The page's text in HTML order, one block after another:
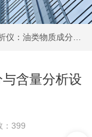
类物质成分与含量分析设备​
含量分析设
：399